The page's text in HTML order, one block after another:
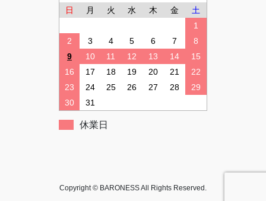
日
月 火 水 木 金
土
1
2
3 4 5 6 7
8
9
10 11 12 13 14
15
16
17 18 19 20 21
22
23
24 25 26 27 28
29
30
31
休業日
Copyright © BARONESS All Rights Reserved.